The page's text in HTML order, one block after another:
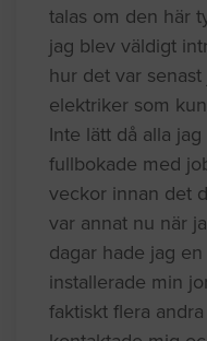
talas om den här
jag blev väldigt
hur det var
elektriker som
Inte lätt då alla
fullbokade med
veckor innan det
var annat nu när
dagar hade jag
installerade min
faktiskt flera